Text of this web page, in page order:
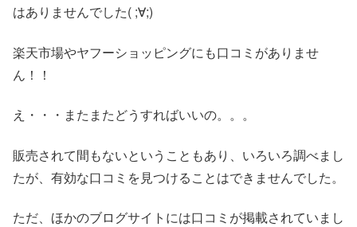
はありませんでした( ;∀;)
楽天市場やヤフーショッピングにも口コミがありませ
ん！！
え・・・またまたどうすればいいの。。。
販売されて間もないということもあり、いろいろ調べまし
たが、有効な口コミを見つけることはできませんでした。
ただ、ほかのブログサイトには口コミが掲載されていまし